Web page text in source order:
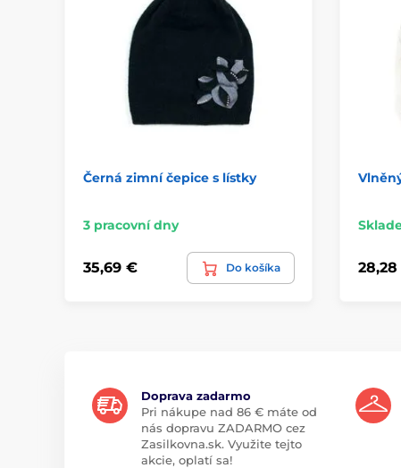
Černá zimní čepice s lístky
3 pracovní dny
35,69 € Do košíka
Doprava zadarmo
Pri nákupe nad 86 € máte od
nás dopravu ZADARMO cez
Zasilkovna.sk. Využite tejto
akcie, oplatí sa!